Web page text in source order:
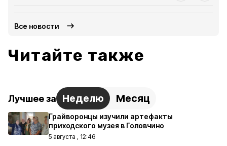
Все новости
Читайте также
Лучшее за Неделю Месяц
Грайворонцы изучили артефакты
приходского музея в Головчино
5 августа , 12:46